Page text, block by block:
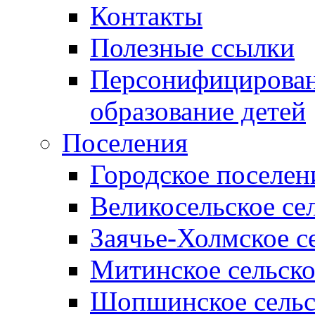
Контакты
Полезные ссылки
образование детей
Поселения
Городское
Великосельское
Заячье-Холмское
Митинское
Шопшинское